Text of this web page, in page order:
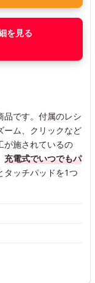
を見る
品です。付属のレシ
ーム、クリックなど
が施されているの
充電式でいつでもパ
タッチパッドを1つ